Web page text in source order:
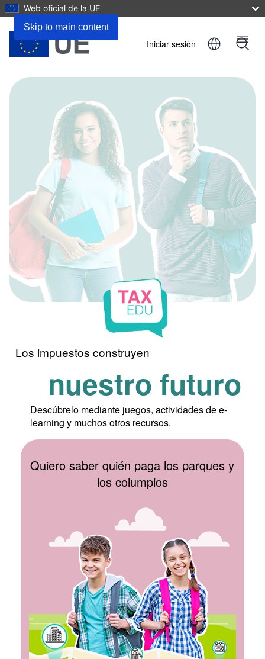
Skip to main content
Web oficial de la UE
account
menu
Iniciar sesión Menu
Los impuestos construyen
nuestro futuro
Descúbrelo mediante juegos, actividades de e-
learning y muchos otros recursos.
Quiero saber quién paga los parques y
los columpios